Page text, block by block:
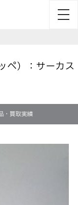
ペ）：サーカス
・買取実績